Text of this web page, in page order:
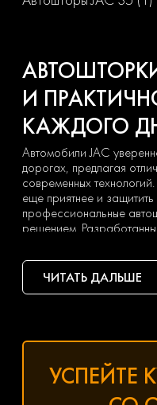
И
КАЖДОГО
Автомобили JAC
дорогах, предлагая
современных
еще приятнее и защитить
профессиональные
решением.
вписываются в интерьер,
ПОЧЕМУ
Летом салон
дискомфорт.
ультрафиолета, снижая
только создает
ЧИТАТЬ ДАЛЬШЕ
УСПЕЙТЕ